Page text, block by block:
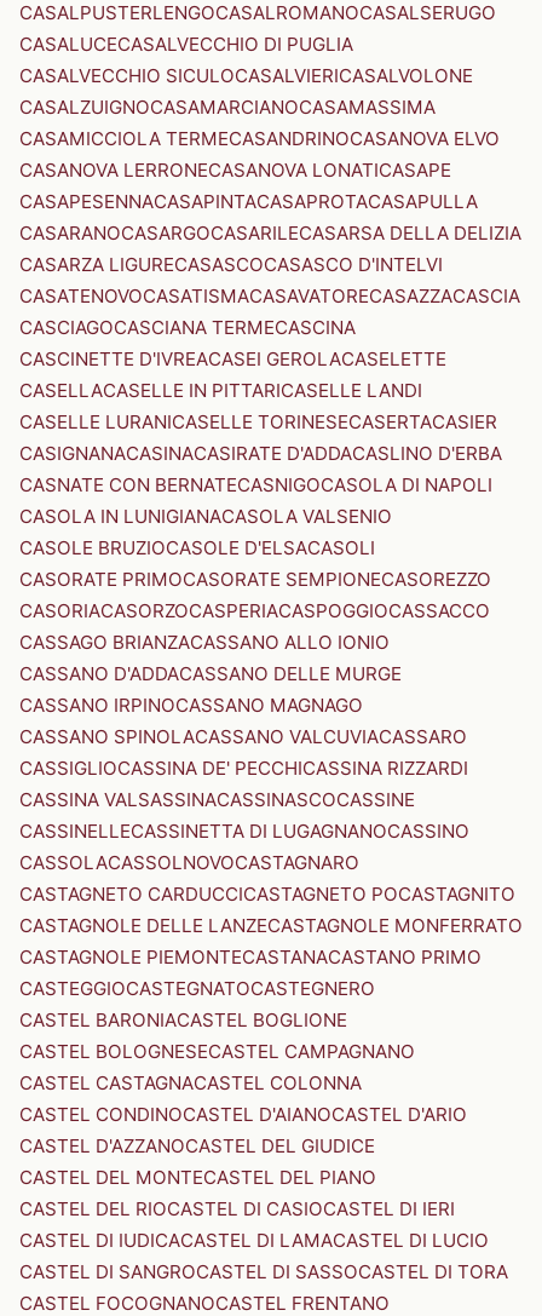
CASALPUSTERLENGOCASALROMANOCASALSERUGO
CASALUCECASALVECCHIO DI PUGLIA
CASALVECCHIO SICULOCASALVIERICASALVOLONE
CASALZUIGNOCASAMARCIANOCASAMASSIMA
CASAMICCIOLA TERMECASANDRINOCASANOVA ELVO
CASANOVA LERRONECASANOVA LONATICASAPE
CASAPESENNACASAPINTACASAPROTACASAPULLA
CASARANOCASARGOCASARILECASARSA DELLA DELIZIA
CASARZA LIGURECASASCOCASASCO D'INTELVI
CASATENOVOCASATISMACASAVATORECASAZZACASCIA
CASCIAGOCASCIANA TERMECASCINA
CASCINETTE D'IVREACASEI GEROLACASELETTE
CASELLACASELLE IN PITTARICASELLE LANDI
CASELLE LURANICASELLE TORINESECASERTACASIER
CASIGNANACASINACASIRATE D'ADDACASLINO D'ERBA
CASNATE CON BERNATECASNIGOCASOLA DI NAPOLI
CASOLA IN LUNIGIANACASOLA VALSENIO
CASOLE BRUZIOCASOLE D'ELSACASOLI
CASORATE PRIMOCASORATE SEMPIONECASOREZZO
CASORIACASORZOCASPERIACASPOGGIOCASSACCO
CASSAGO BRIANZACASSANO ALLO IONIO
CASSANO D'ADDACASSANO DELLE MURGE
CASSANO IRPINOCASSANO MAGNAGO
CASSANO SPINOLACASSANO VALCUVIACASSARO
CASSIGLIOCASSINA DE' PECCHICASSINA RIZZARDI
CASSINA VALSASSINACASSINASCOCASSINE
CASSINELLECASSINETTA DI LUGAGNANOCASSINO
CASSOLACASSOLNOVOCASTAGNARO
CASTAGNETO CARDUCCICASTAGNETO POCASTAGNITO
CASTAGNOLE DELLE LANZECASTAGNOLE MONFERRATO
CASTAGNOLE PIEMONTECASTANACASTANO PRIMO
CASTEGGIOCASTEGNATOCASTEGNERO
CASTEL BARONIACASTEL BOGLIONE
CASTEL BOLOGNESECASTEL CAMPAGNANO
CASTEL CASTAGNACASTEL COLONNA
CASTEL CONDINOCASTEL D'AIANOCASTEL D'ARIO
CASTEL D'AZZANOCASTEL DEL GIUDICE
CASTEL DEL MONTECASTEL DEL PIANO
CASTEL DEL RIOCASTEL DI CASIOCASTEL DI IERI
CASTEL DI IUDICACASTEL DI LAMACASTEL DI LUCIO
CASTEL DI SANGROCASTEL DI SASSOCASTEL DI TORA
CASTEL FOCOGNANOCASTEL FRENTANO